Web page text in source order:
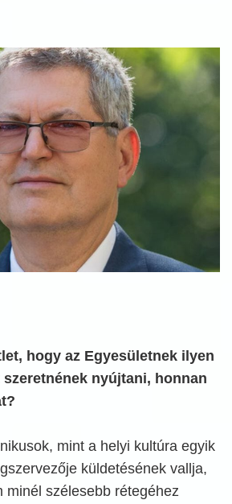
hogy az Egyesületnek ilyen
nyújtani, honnan
mint a helyi kultúra egyik
küldetésének vallja,
minél szélesebb rétegéhez